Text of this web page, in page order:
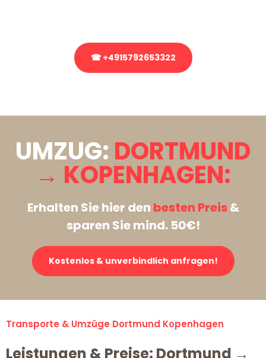
☎ +4915792653322
UMZUG: DORTMUND
→ KOPENHAGEN:
Erhalten Sie hier den besten Preis&
sparen Sie mind. 50€!
Kostenlos & unverbindlich anfragen!
Transporte & Umzüge Dortmund Kopenhagen
Leistungen & Preise: Dortmund →